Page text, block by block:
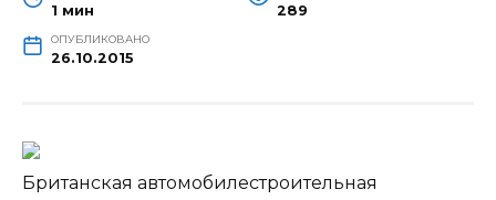
1 мин 289
ОПУБЛИКОВАНО
26.10.2015
Британская автомобилестроительная